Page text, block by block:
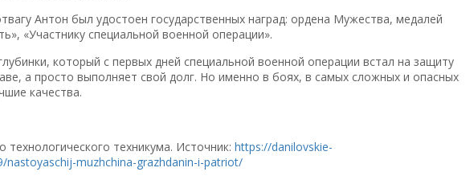
Антон был удостоен государственных наград: ордена Мужества, медалей
«Участнику специальной военной операции».
который с первых дней специальной военной операции встал на защиту
а просто выполняет свой долг. Но именно в боях, в самых сложных и опасных
качества.
технологического техникума. Источник: https://danilovskie-
muzhchina-grazhdanin-i-patriot/